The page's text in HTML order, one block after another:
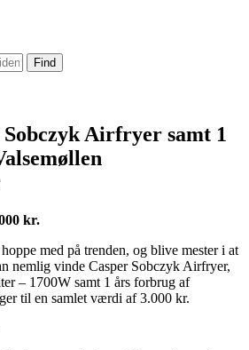
Find
Sobczyk Airfryer samt 1
kr.
med på trenden, og blive mester i at
nemlig vinde Casper Sobczyk Airfryer,
– 1700W samt 1 års forbrug af
til en samlet værdi af 3.000 kr.